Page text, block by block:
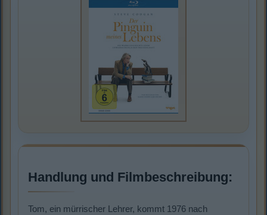
Handlung und Filmbeschreibung:
Tom, ein mürrischer Lehrer, kommt 1976 nach